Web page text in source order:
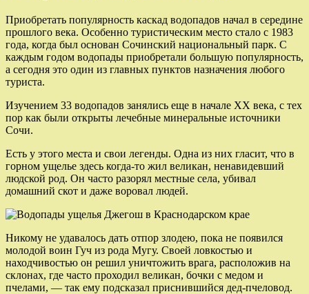
Приобретать популярность каскад водопадов начал в середине
прошлого века. Особенно туристическим место стало с 1983
года, когда был основан Сочинский национальный парк. С
каждым годом водопады приобретали большую популярность,
а сегодня это один из главных пунктов назначения любого
туриста.
Изучением 33 водопадов занялись еще в начале XX века, с тех
пор как были открыты лечебные минеральные источники
Сочи.
Есть у этого места и свои легенды. Одна из них гласит, что в
горном ущелье здесь когда-то жил великан, ненавидевший
людской род. Он часто разорял местные села, убивал
домашний скот и даже воровал людей.
Никому не удавалось дать отпор злодею, пока не появился
молодой воин Гуч из рода Мугу. Своей ловкостью и
находчивостью он решил уничтожить врага, расположив на
склонах, где часто проходил великан, бочки с медом и
пчелами, — так ему подсказал приснившийся дед-пчеловод.